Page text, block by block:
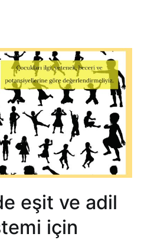
eşit ve adil
için